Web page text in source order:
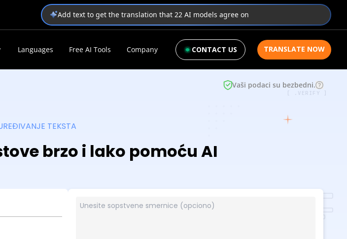
Add text to get the translation that 22 AI models agree on
Languages Free AI Tools Company CONTACT US TRANSLATE NOW
[ .VERIFY ]
Vaši podaci su bezbedni.
TEKSTA
brzo i lako pomoću AI